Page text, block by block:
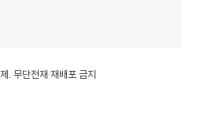
무단전재·재배포 금지